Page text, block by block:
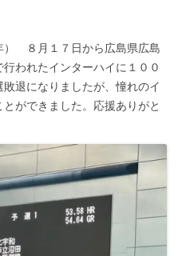
８月１７日から広島県広島
われたインターハイに１００
退になりましたが、憧れのイ
ができました。応援ありがと